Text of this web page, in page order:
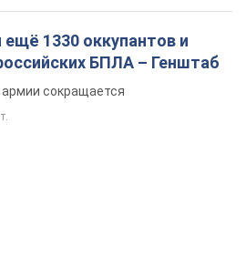
1330 оккупантов и
БПЛА – Генштаб
сокращается